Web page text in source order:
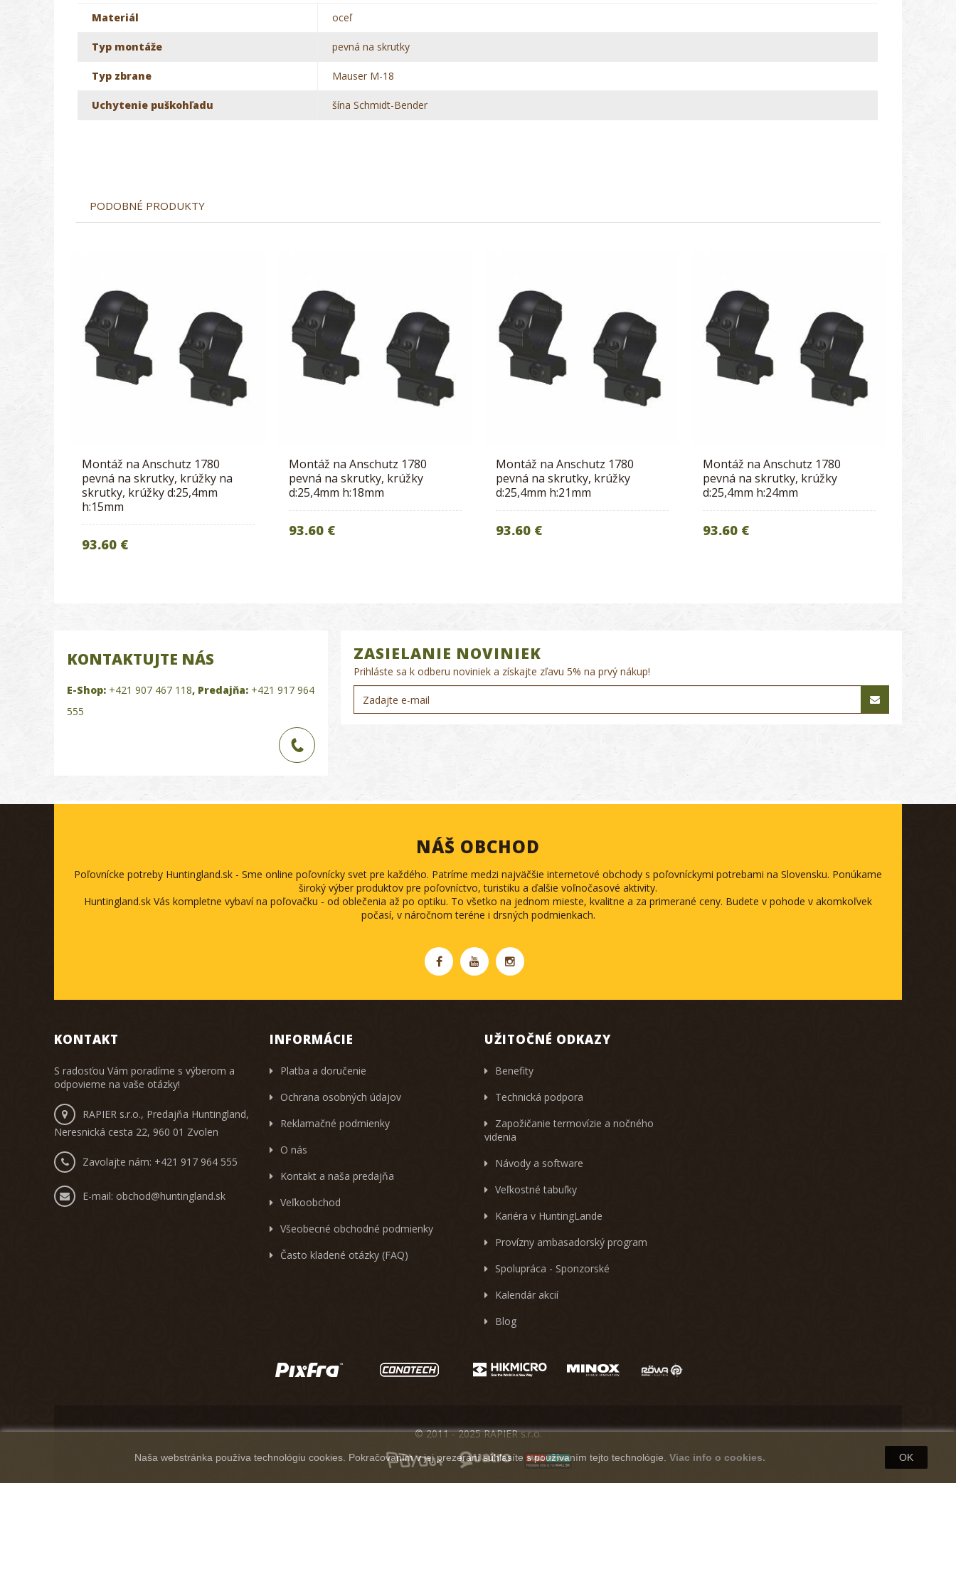
Materiál oceľ
Typ montáže pevná na skrutky
Typ zbrane Mauser M-18
Uchytenie puškohľadu šína Schmidt-Bender
PODOBNÉ PRODUKTY
Montáž na Anschutz 1780
pevná na skrutky, krúžky na
skrutky, krúžky d:25,4mm
h:15mm
93.60 €
Montáž na Anschutz 1780
pevná na skrutky, krúžky
d:25,4mm h:18mm
93.60 €
Montáž na Anschutz 1780
pevná na skrutky, krúžky
d:25,4mm h:21mm
93.60 €
Montáž na Anschutz 1780
pevná na skrutky, krúžky
d:25,4mm h:24mm
93.60 €
KONTAKTUJTE NÁS
E-Shop: +421 907 467 118, Predajňa: +421 917 964
555
ZASIELANIE NOVINIEK
Prihláste sa k odberu noviniek a získajte zľavu 5% na prvý nákup!
NÁŠ OBCHOD
Poľovnícke potreby Huntingland.sk - Sme online poľovnícky svet pre každého. Patríme medzi najväčšie internetové obchody s poľovníckymi potrebami na Slovensku. Ponúkame
široký výber produktov pre poľovníctvo, turistiku a ďalšie voľnočasové aktivity.
Huntingland.sk Vás kompletne vybaví na poľovačku - od oblečenia až po optiku. To všetko na jednom mieste, kvalitne a za primerané ceny. Budete v pohode v akomkoľvek
počasí, v náročnom teréne i drsných podmienkach.
KONTAKT
S radosťou Vám poradíme s výberom a
odpovieme na vaše otázky!
RAPIER s.r.o., Predajňa Huntingland,
Neresnická cesta 22, 960 01 Zvolen
Zavolajte nám: +421 917 964 555
E-mail: obchod@huntingland.sk
INFORMÁCIE
Platba a doručenie
Ochrana osobných údajov
Reklamačné podmienky
O nás
Kontakt a naša predajňa
Veľkoobchod
Všeobecné obchodné podmienky
Často kladené otázky (FAQ)
UŽITOČNÉ ODKAZY
Benefity
Technická podpora
Zapožičanie termovízie a nočného
videnia
Návody a software
Veľkostné tabuľky
Kariéra v HuntingLande
Provízny ambasadorský program
Spolupráca - Sponzorské
Kalendár akcií
Blog
Naša webstránka používa technológiu cookies. Pokračovaním v jej prezeraní súhlasíte s používaním tejto technológie. Viac info o cookies. OK
© 2011 - 2025 RAPIER s.r.o.